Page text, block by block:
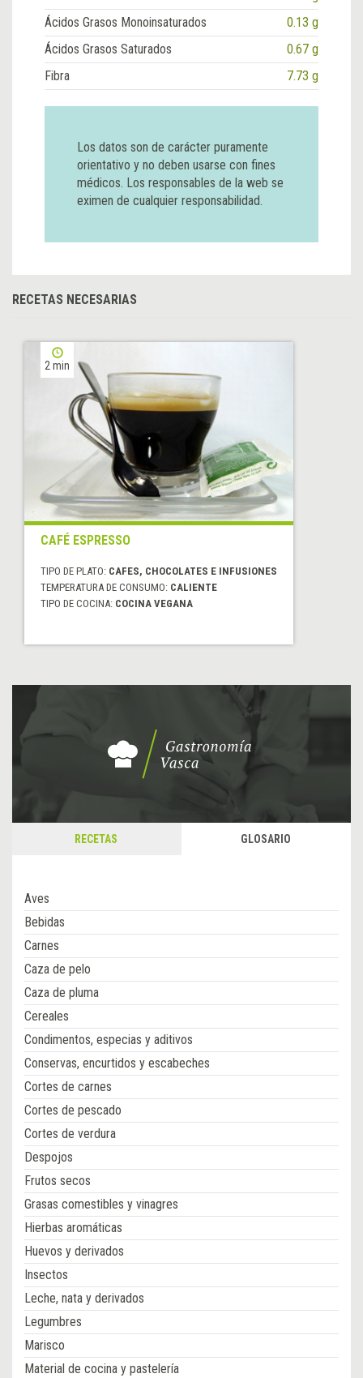
Ácidos Grasos Monoinsaturados
0.13 g
Ácidos Grasos Saturados
0.67 g
Fibra
7.73 g
Los datos son de carácter puramente
orientativo y no deben usarse con fines
médicos. Los responsables de la web se
eximen de cualquier responsabilidad.
RECETAS NECESARIAS
2 min
CAFÉ ESPRESSO
TIPO DE PLATO: CAFES, CHOCOLATES E INFUSIONES
TEMPERATURA DE CONSUMO: CALIENTE
TIPO DE COCINA: COCINA VEGANA
RECETAS GLOSARIO
Aves
Bebidas
Carnes
Caza de pelo
Caza de pluma
Cereales
Condimentos, especias y aditivos
Conservas, encurtidos y escabeches
Cortes de carnes
Cortes de pescado
Cortes de verdura
Despojos
Frutos secos
Grasas comestibles y vinagres
Hierbas aromáticas
Huevos y derivados
Insectos
Leche, nata y derivados
Legumbres
Marisco
Material de cocina y pastelería